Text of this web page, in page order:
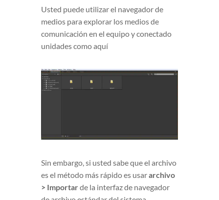
Usted puede utilizar el navegador de
medios para explorar los medios de
comunicación en el equipo y conectado
unidades como aquí
Sin embargo, si usted sabe que el archivo
es el método más rápido es usararchivo
> Importarde la interfaz de navegador